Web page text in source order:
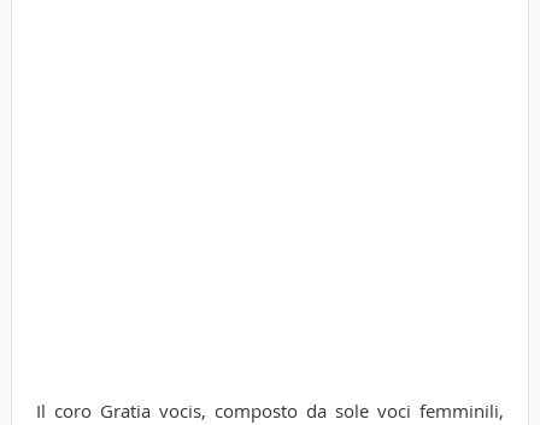
Il coro Gratia vocis, composto da sole voci femminili,